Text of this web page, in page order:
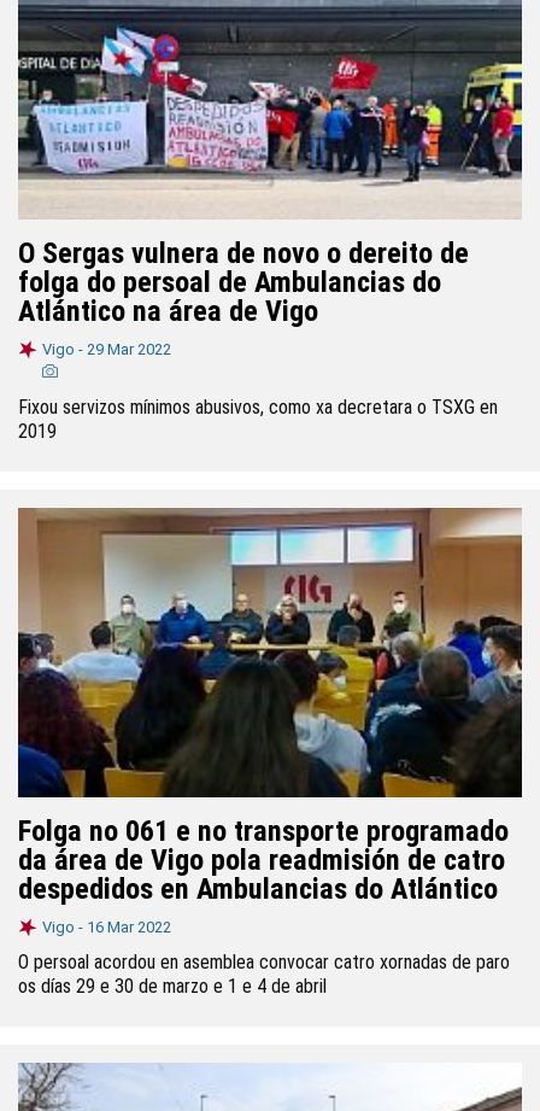
O Sergas vulnera de novo o dereito de
folga do persoal de Ambulancias do
Atlántico na área de Vigo
Vigo - 29 Mar 2022
Fixou servizos mínimos abusivos, como xa decretara o TSXG en
2019
Folga no 061 e no transporte programado
da área de Vigo pola readmisión de catro
despedidos en Ambulancias do Atlántico
Vigo - 16 Mar 2022
O persoal acordou en asemblea convocar catro xornadas de paro
os días 29 e 30 de marzo e 1 e 4 de abril